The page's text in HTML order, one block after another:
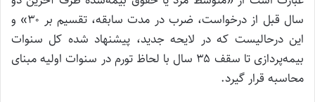
سال قبل از درخواست، ضرب در مدت سابقه، تقسیم بر ۳۰» و
این درحالیست که در لایحه جدید، پیشنهاد شده کل سنوات
بیمه‌پردازی تا سقف ۳۵ سال با لحاظ تورم در سنوات اولیه مبنای
محاسبه قرار گیرد.